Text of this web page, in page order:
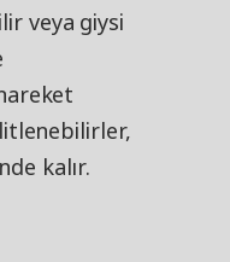
veya giysi
kalır.